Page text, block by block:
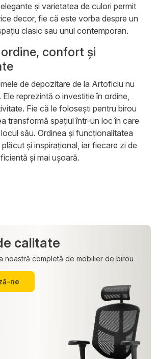
și varietatea de culori permit
decor, fie că este vorba despre un
clasic sau unul contemporan.
confort și
de depozitare de la Artoficiu nu
Ele reprezintă o investiție în ordine,
Fie că le folosești pentru birou
transformă spațiul într-un loc în care
său. Ordinea și funcționalitatea
și inspirațional, iar fiecare zi de
și mai ușoară.
calitate
noastră completă de mobilier de birou
ne